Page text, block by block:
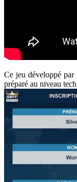
Ce jeu développé par
préparé au niveau